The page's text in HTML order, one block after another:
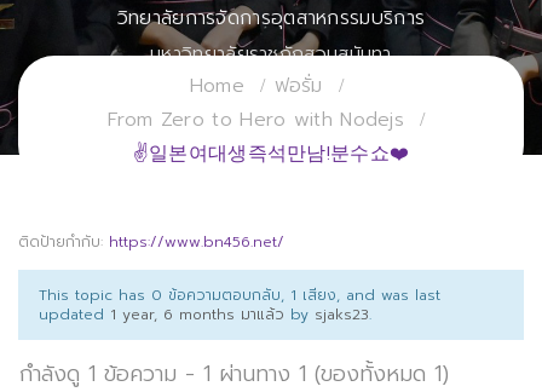
วิทยาลัยการจัดการอุตสาหกรรมบริการ
มหาวิทยาลัยราชภัฏสวนสุนันทา
Home
ฟอรั่ม
From Zero to Hero with Nodejs
✌일본여대생즉석만남!분수쇼❤️
ติดป้ายกำกับ: https://www.bn456.net/
This topic has 0 ข้อความตอบกลับ, 1 เสียง, and was last
updated 1 year, 6 months มาแล้ว by sjaks23.
กำลังดู 1 ข้อความ - 1 ผ่านทาง 1 (ของทั้งหมด 1)